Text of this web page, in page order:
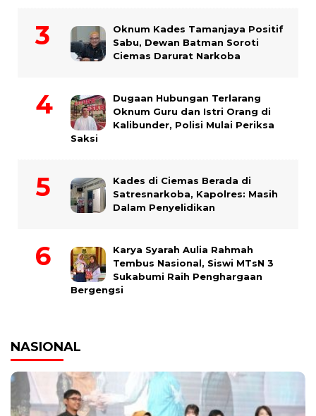
Oknum Kades Tamanjaya Positif
Sabu, Dewan Batman Soroti
Ciemas Darurat Narkoba
Dugaan Hubungan Terlarang
Oknum Guru dan Istri Orang di
Kalibunder, Polisi Mulai Periksa
Saksi
Kades di Ciemas Berada di
Satresnarkoba, Kapolres: Masih
Dalam Penyelidikan
Karya Syarah Aulia Rahmah
Tembus Nasional, Siswi MTsN 3
Sukabumi Raih Penghargaan
Bergengsi
NASIONAL